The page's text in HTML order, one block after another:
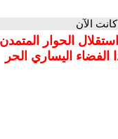
الآن
الحوار
الفضاء اليساري الحر